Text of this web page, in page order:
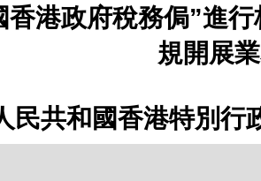
香港政府稅務侷”進
規開展
民共和國香港特別行